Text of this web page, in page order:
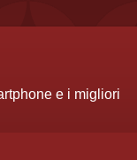
e i migliori